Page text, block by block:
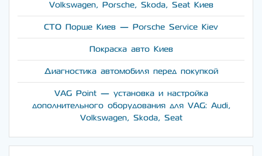
Volkswagen, Porsche, Skoda, Seat Киев
СТО Порше Киев — Porsche Service Kiev
Покраска авто Киев
Диагностика автомобиля перед покупкой
VAG Point — установка и настройка
дополнительного оборудования для VAG: Audi,
Volkswagen, Skoda, Seat